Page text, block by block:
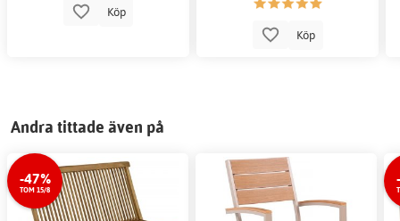
Köp
Köp
Andra tittade även på
-47%
TOM 15/8